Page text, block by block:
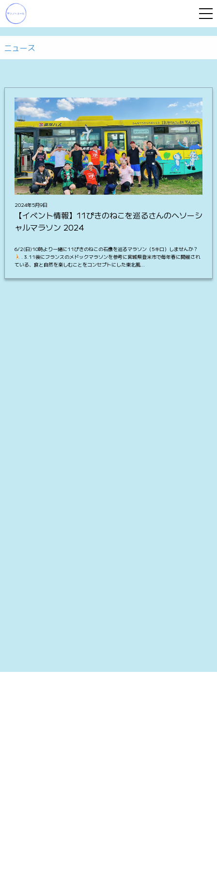
ニュース
2024年5月9日
【イベント情報】11ぴきのねこを巡るさんのへソーシ
ャルマラソン 2024
6/2(日)10時より一緒に11ぴきのねこの石像を巡るマラソン（5キロ）しませんか？
. 3.11後にフランスのメドックマラソンを参考に宮城県登米市で毎年春に開催され
ている、食と自然を楽しむことをコンセプトにした東北風…